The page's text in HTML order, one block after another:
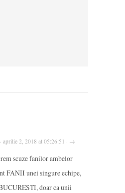
aprilie 2, 2018 at 05:26:51 · →
scuze fanilor ambelor
FANII unei singure echipe,
doar ca unii